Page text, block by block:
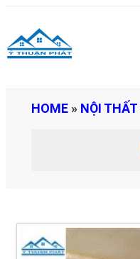
HOME » NỘI THẤT